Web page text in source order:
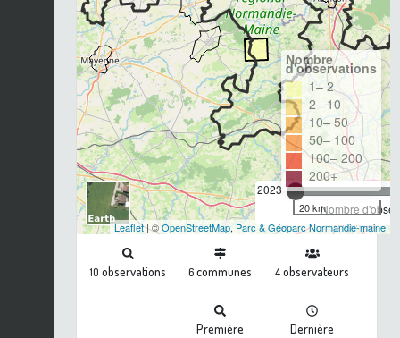
2023
Nombre
Nombre
d'observations
1– 2
2– 10
10– 50
50– 100
100– 200
200+
20 km
Leaflet| ©OpenStreetMap, Parc & Géoparc Normandie-maine
10 observations 6communes 4observateurs
Première
Dernière